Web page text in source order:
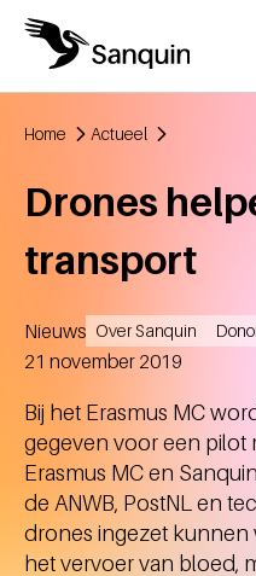
Overslaan en naar de inhoud
Home Actueel
Drones
transport
Nieuws Over Sanquin
Aangemaakt
21 november 2019
Bij het Erasmus MC
gegeven voor een pilot
Erasmus MC en
de ANWB, PostNL en
drones ingezet
het vervoer van bloed,